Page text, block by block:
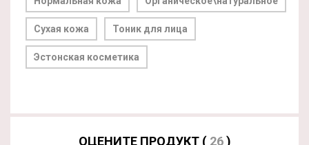
Сухая кожа Тоник для лица
Эстонская косметика
ОЦЕНИТЕ ПРОДУКТ ( 26)